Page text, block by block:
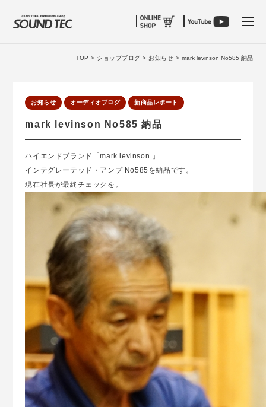
TOP > ショップブログ > お知らせ > mark levinson No585 納品
お知らせ オーディオブログ 新商品レポート
mark levinson No585 納品
ハイエンドブランド「mark levinson 」
インテグレーテッド・アンプ No585を納品です。
現在社長が最終チェックを。